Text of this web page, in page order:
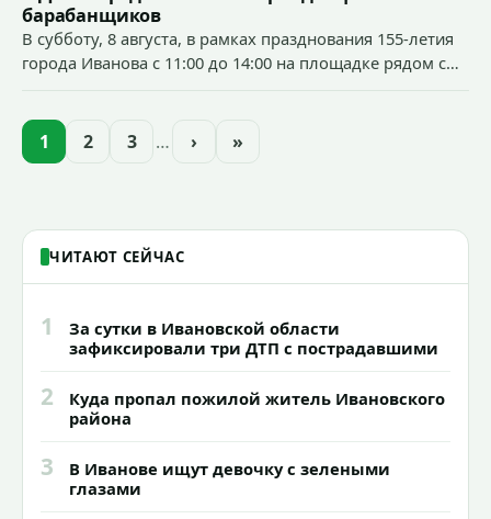
ГРУП» выполнят работы по сносу и
обрезке аварийных и сухостойных
деревьев на территориях общего
барабанщиков
В субботу, 8 августа, в рамках празднования 155-летия
города Иванова с 11:00 до 14:00 на площадке рядом с
площадка.
1 2 3 … › »
ЧИТАЮТ СЕЙЧАС
1
За сутки в Ивановской области
зафиксировали три ДТП с пострадавшими
2
Куда пропал пожилой житель Ивановского
района
3
В Иванове ищут девочку с зелеными
глазами